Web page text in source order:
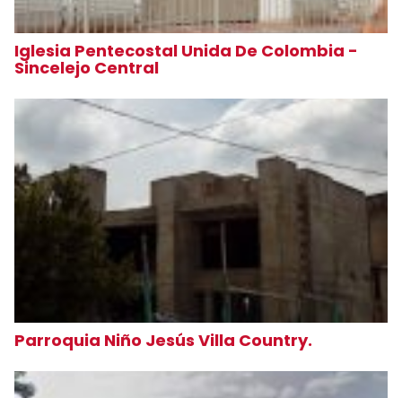
Iglesia Pentecostal Unida De Colombia -
Sincelejo Central
Parroquia Niño Jesús Villa Country.